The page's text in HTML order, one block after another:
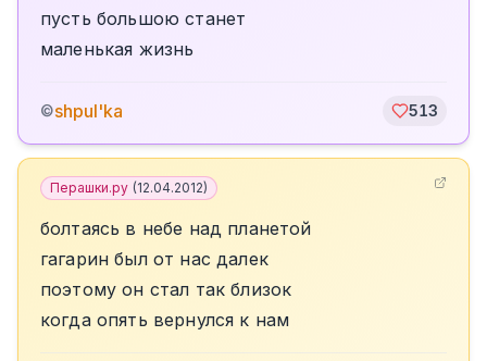
пусть большою станет
маленькая жизнь
©shpul'ka 513
Перашки.ру (12.04.2012)
болтаясь в небе над планетой
гагарин был от нас далек
поэтому он стал так близок
когда опять вернулся к нам